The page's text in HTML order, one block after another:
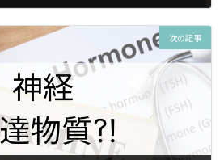
次の記事